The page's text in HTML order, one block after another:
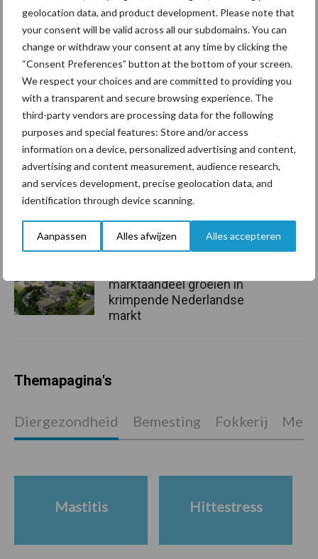
geolocation data, and product development. Please note that
your consent will be valid across all our subdomains. You can
change or withdraw your consent at any time by clicking the
“Consent Preferences” button at the bottom of your screen.
We respect your choices and are committed to providing you
with a transparent and secure browsing experience. The
third-party vendors are processing data for the following
purposes and special features: Store and/or access
information on a device, personalized advertising and content,
advertising and content measurement, audience research,
and services development, precise geolocation data, and
identification through device scanning.
Aanpassen Alles afwijzen Alles accepteren
Bron: Trioliet
Aanbevolen voor jou!
Grondstoffenmarkt blijft
grillig: droogte en
geopolitiek houden handel
in de greep
De speenhuid: een vaak
onderschatte risicofactor
voor mastitis
marktaandeel groeien in
krimpende Nederlandse
markt
Themapagina's
Diergezondheid Bemesting Fokkerij
Mastitis Hittestress